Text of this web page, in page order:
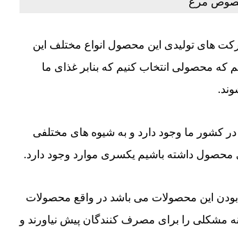
های تولیدی این محصول انواع مختلف این
محصولی انتخاب کنیم که بنابر غذای ما
در کشور ما وجود دارد و به شیوه های مختلفی
محصول داشته باشیم یکسری موارد وجود دارد.
بودن این محصولات می باشد در واقع محصولات
مشکلی را برای مصرف کنندگان پیش نیاورند و